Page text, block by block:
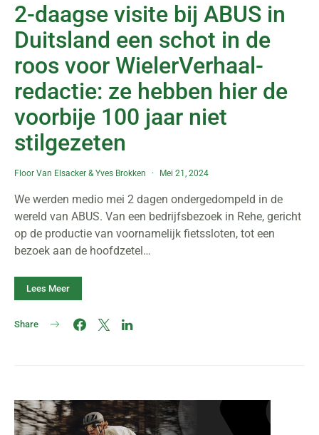
2-daagse visite bij ABUS in
Duitsland een schot in de
roos voor WielerVerhaal-
redactie: ze hebben hier de
voorbije 100 jaar niet
stilgezeten
Floor Van Elsacker &Yves Brokken Mei 21, 2024
We werden medio mei 2 dagen ondergedompeld in de
wereld van ABUS. Van een bedrijfsbezoek in Rehe, gericht
op de productie van voornamelijk fietssloten, tot een
bezoek aan de hoofdzetel…
Lees Meer
Share